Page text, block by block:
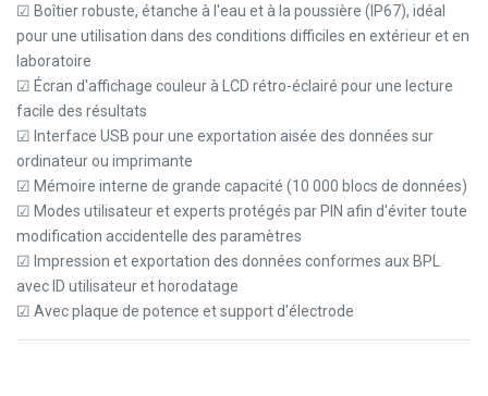
☑ Boîtier robuste, étanche à l'eau et à la poussière (IP67), idéal
pour une utilisation dans des conditions difficiles en extérieur et en
laboratoire
☑ Écran d'affichage couleur à LCD rétro-éclairé pour une lecture
facile des résultats
☑ Interface USB pour une exportation aisée des données sur
ordinateur ou imprimante
☑ Mémoire interne de grande capacité (10 000 blocs de données)
☑ Modes utilisateur et experts protégés par PIN afin d'éviter toute
modification accidentelle des paramètres
☑ Impression et exportation des données conformes aux BPL
avec ID utilisateur et horodatage
☑ Avec plaque de potence et support d'électrode